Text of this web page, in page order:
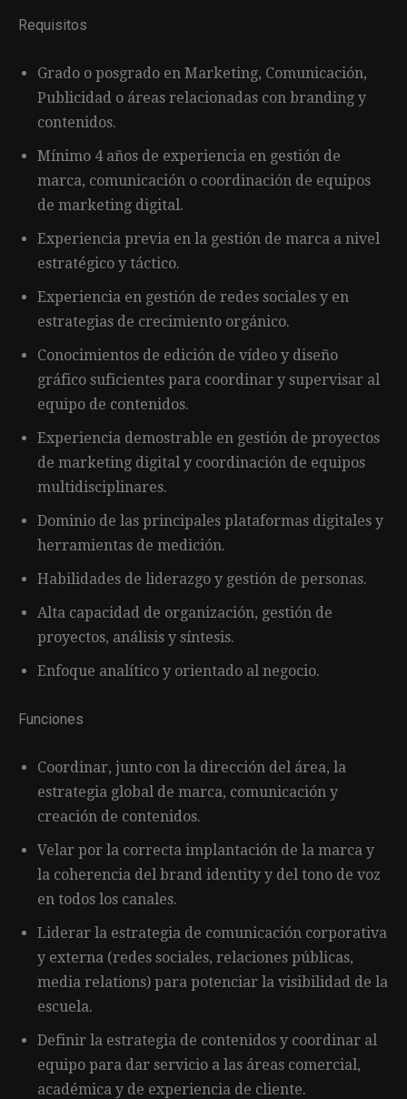
Requisitos
Grado o posgrado en Marketing, Comunicación,
Publicidad o áreas relacionadas con branding y
contenidos.
Mínimo 4 años de experiencia en gestión de
marca, comunicación o coordinación de equipos
de marketing digital.
Experiencia previa en la gestión de marca a nivel
estratégico y táctico.
Experiencia en gestión de redes sociales y en
estrategias de crecimiento orgánico.
Conocimientos de edición de vídeo y diseño
gráfico suficientes para coordinar y supervisar al
equipo de contenidos.
Experiencia demostrable en gestión de proyectos
de marketing digital y coordinación de equipos
multidisciplinares.
Dominio de las principales plataformas digitales y
herramientas de medición.
Habilidades de liderazgo y gestión de personas.
Alta capacidad de organización, gestión de
proyectos, análisis y síntesis.
Enfoque analítico y orientado al negocio.
Funciones
Coordinar, junto con la dirección del área, la
estrategia global de marca, comunicación y
creación de contenidos.
Velar por la correcta implantación de la marca y
la coherencia del brand identity y del tono de voz
en todos los canales.
Liderar la estrategia de comunicación corporativa
y externa (redes sociales, relaciones públicas,
media relations) para potenciar la visibilidad de la
escuela.
Definir la estrategia de contenidos y coordinar al
equipo para dar servicio a las áreas comercial,
académica y de experiencia de cliente.